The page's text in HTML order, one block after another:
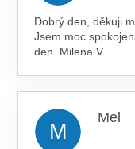
Dobrý den, děkuji
Jsem moc
den. Milena V.
M
Mel